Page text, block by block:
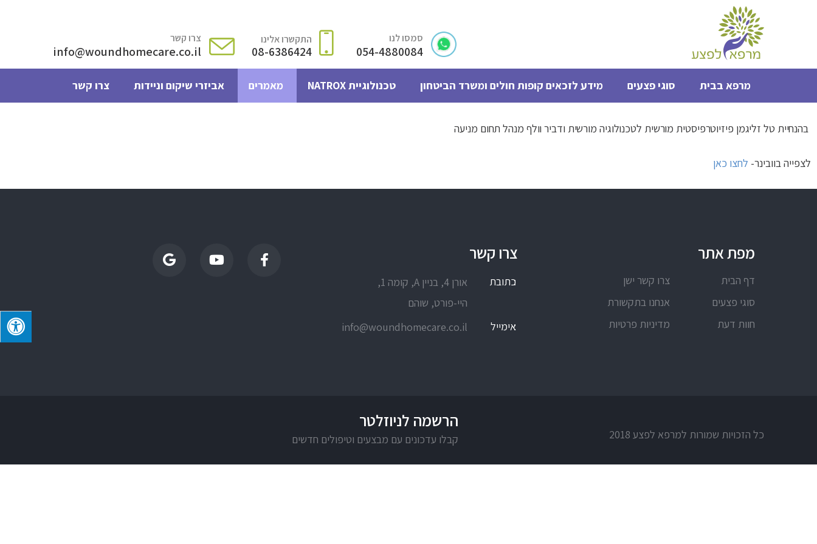
סמסו לנו
054-4880084
התקשרו אלינו
08-6386424
צרו קשר
info@woundhomecare.co.il
מרפא בבית סוגי פצעים מידע לזכאים קופות חולים ומשרד הביטחון טכנולוגיית NATROX מאמרים אביזרי שיקום וניידות צרו קשר
בהנחיית טל זליגמן פיזיוטרפיסטית מורשית לטכנולוגיה מורשית ודביר וולף מנהל תחום מניעה
לצפייה בוובינר- לחצו כאן
מפת אתר
דף הבית
צרו קשר ישן
סוגי פצעים
אנחנו בתקשורת
חוות דעת
מדיניות פרטיות
צרו קשר
כתובת
אורן 4, בניין A, קומה 1,
היי-פורט, שוהם
אימייל
info@woundhomecare.co.il
הרשמה לניוזלטר
קבלו עדכונים עם מבצעים וטיפולים חדשים כל הזכויות שמורות למרפא לפצע 2018